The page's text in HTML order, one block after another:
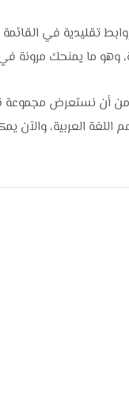
تقليدية في القائمة
وهو ما يمنحك مرونة
من أن نستعرض
العربية، والآن